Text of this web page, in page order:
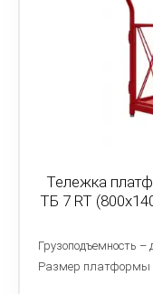
Тележка
ТБ 7 RT
Грузоподъемность –
Размер платформы